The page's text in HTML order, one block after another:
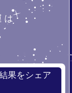
・・・
果をシェア